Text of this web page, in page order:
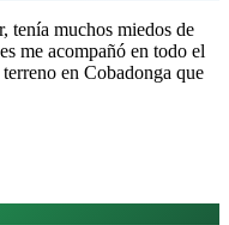
tenía muchos miedos de
me acompañó en todo el
en Cobadonga que